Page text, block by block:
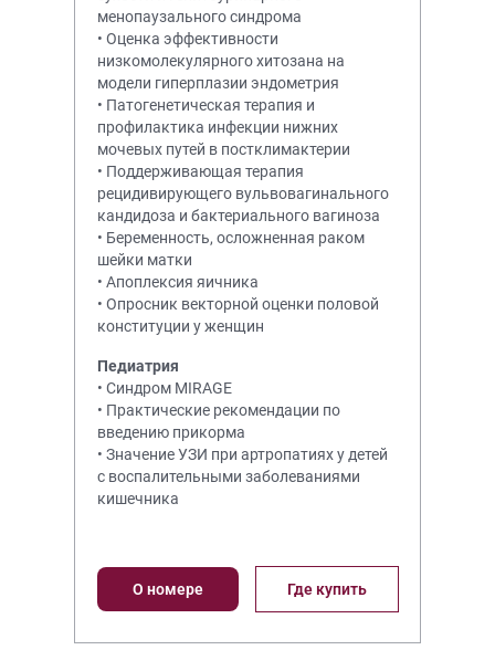
менопаузального синдрома
• Оценка эффективности
низкомолекулярного хитозана на
модели гиперплазии эндометрия
• Патогенетическая терапия и
профилактика инфекции нижних
мочевых путей в постклимактерии
• Поддерживающая терапия
рецидивирующего вульвовагинального
кандидоза и бактериального вагиноза
• Беременность, осложненная раком
шейки матки
• Апоплексия яичника
• Опросник векторной оценки половой
конституции у женщин
Педиатрия
• Синдром MIRAGE
• Практические рекомендации по
введению прикорма
• Значение УЗИ при артропатиях у детей
с воспалительными заболеваниями
кишечника
О номере Где купить